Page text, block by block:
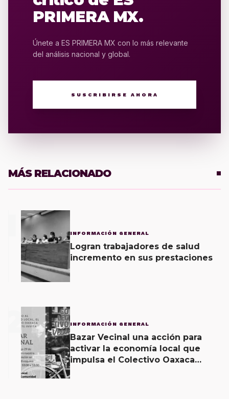
PRIMERA MX.
Únete a ES PRIMERA MX con lo más relevante
del análisis nacional y global.
SUSCRIBIRSE AHORA
MÁS RELACIONADO
INFORMACIÓN GENERAL
Logran trabajadores de salud
incremento en sus prestaciones
2 INFORMACIÓN GENERAL
Bazar Vecinal una acción para
activar la economía local que
impulsa el Colectivo Oaxaca